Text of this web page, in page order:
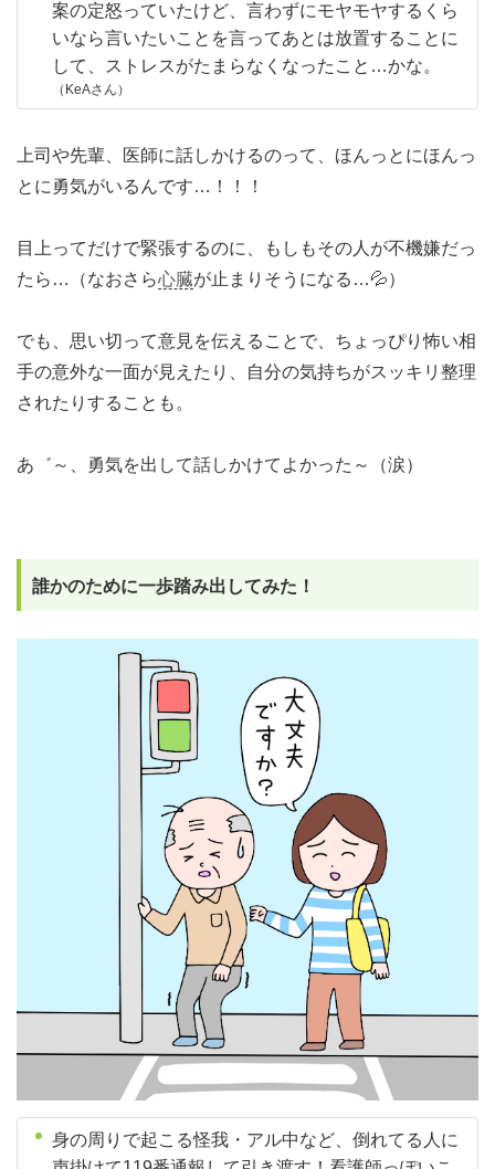
案の定怒っていたけど、言わずにモヤモヤするくら
いなら言いたいことを言ってあとは放置することに
して、ストレスがたまらなくなったこと…かな。
（KeAさん）
上司や先輩、医師に話しかけるのって、ほんっとにほんっ
とに勇気がいるんです…！！！
目上ってだけで緊張するのに、もしもその人が不機嫌だっ
たら…（なおさら心臓が止まりそうになる…💦）
でも、思い切って意見を伝えることで、ちょっぴり怖い相
手の意外な一面が見えたり、自分の気持ちがスッキリ整理
されたりすることも。
あ゛～、勇気を出して話しかけてよかった～（涙）
誰かのために一歩踏み出してみた！
身の周りで起こる怪我・アル中など、倒れてる人に